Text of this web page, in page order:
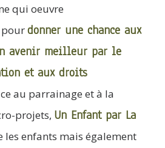
qui oeuvre
donner une chance aux
avenir meilleur par le
et aux droits
au parrainage et à la
projets, Un Enfant par La
les enfants mais également